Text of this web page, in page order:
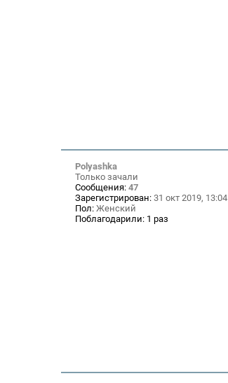
Polyashka
Только зачали
Сообщения: 47
Зарегистрирован: 31 окт 2019, 13:04
Пол: Женский
Поблагодарили: 1 раз